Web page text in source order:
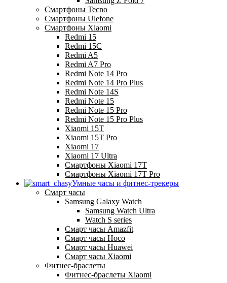
Смартфоны Tecno
Смартфоны Ulefone
Смартфоны Xiaomi
Redmi 15
Redmi 15C
Redmi A5
Redmi A7 Pro
Redmi Note 14 Pro
Redmi Note 14 Pro Plus
Redmi Note 14S
Redmi Note 15
Redmi Note 15 Pro
Redmi Note 15 Pro Plus
Xiaomi 15T
Xiaomi 15T Pro
Xiaomi 17
Xiaomi 17 Ultra
Смартфоны Xiaomi 17Т
Смартфоны Xiaomi 17Т Pro
Умные часы и фитнес-трекеры
Смарт часы
Samsung Galaxy Watch
Samsung Watch Ultra
Watch S series
Смарт часы Amazfit
Смарт часы Hoco
Смарт часы Huawei
Смарт часы Xiaomi
Фитнес-браслеты
Фитнес-браслеты Xiaomi